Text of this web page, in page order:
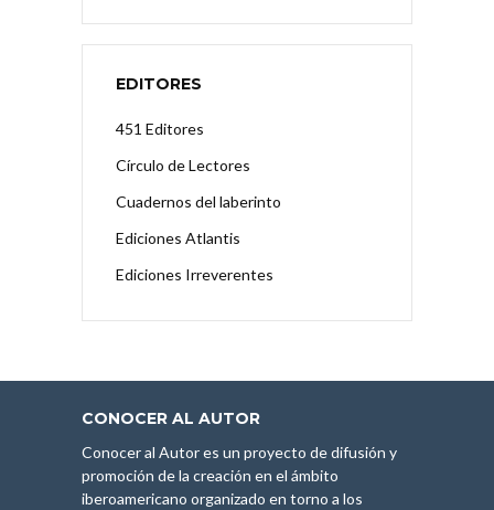
EDITORES
451 Editores
Círculo de Lectores
Cuadernos del laberinto
Ediciones Atlantis
Ediciones Irreverentes
CONOCER AL AUTOR
Conocer al Autor es un proyecto de difusión y
promoción de la creación en el ámbito
iberoamericano organizado en torno a los